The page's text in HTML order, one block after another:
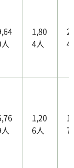
1,80
4人
4
1,20
6人
7